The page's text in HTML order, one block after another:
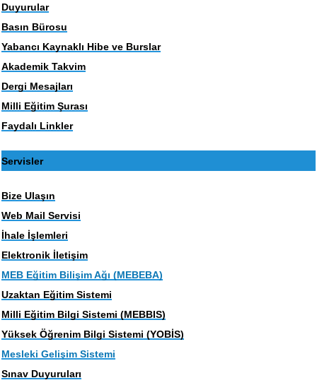
Duyurular
Basın Bürosu
Yabancı Kaynaklı Hibe ve Burslar
Akademik Takvim
Dergi Mesajları
Milli Eğitim Şurası
Faydalı Linkler
Servisler
Bize Ulaşın
Web Mail Servisi
İhale İşlemleri
Elektronik İletişim
MEB Eğitim Bilişim Ağı (MEBEBA)
Uzaktan Eğitim Sistemi
Milli Eğitim Bilgi Sistemi (MEBBIS)
Yüksek Öğrenim Bilgi Sistemi (YOBİS)
Mesleki Gelişim Sistemi
Sınav Duyuruları